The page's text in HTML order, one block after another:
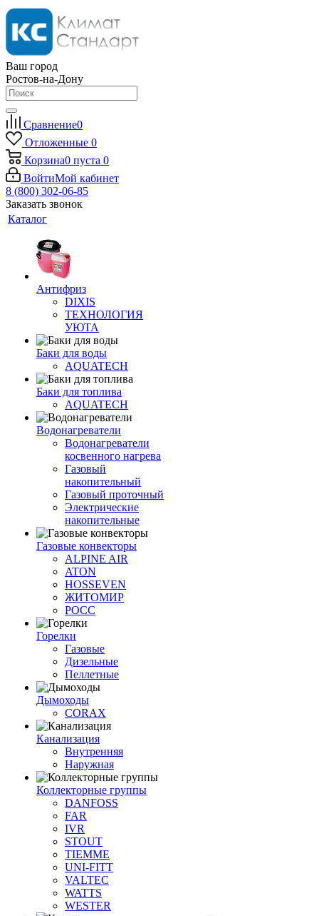
Ваш город
Ростов-на-Дону
Сравнение0
Отложенные 0
Корзина0 пуста 0
ВойтиМой кабинет
8 (800) 302-06-85
Заказать звонок
Каталог
Антифриз
DIXIS
ТЕХНОЛОГИЯ
УЮТА
Баки для воды
AQUATECH
Баки для топлива
AQUATECH
Водонагреватели
Водонагреватели
косвенного нагрева
Газовый
накопительный
Газовый проточный
Электрические
накопительные
Газовые конвекторы
ALPINE AIR
ATON
HOSSEVEN
ЖИТОМИР
РОСС
Горелки
Газовые
Дизельные
Пеллетные
Дымоходы
CORAX
Канализация
Внутренняя
Наружная
Коллекторные группы
DANFOSS
FAR
IVR
STOUT
TIEMME
UNI-FITT
VALTEC
WATTS
WESTER